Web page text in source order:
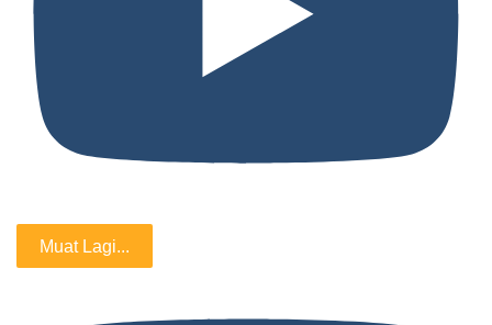
Muat Lagi...